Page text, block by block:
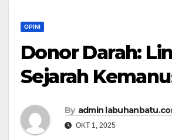
OPINI
Donor Darah:
Sejarah
By admin
OKT 1, 2025